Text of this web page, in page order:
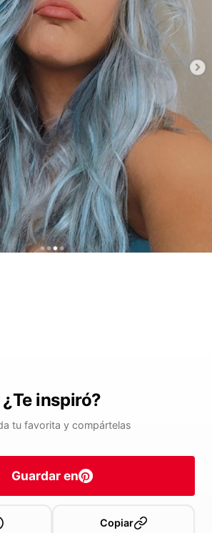
¿Te inspiró?
tu favorita y compártelas
Guardar en
Copiar